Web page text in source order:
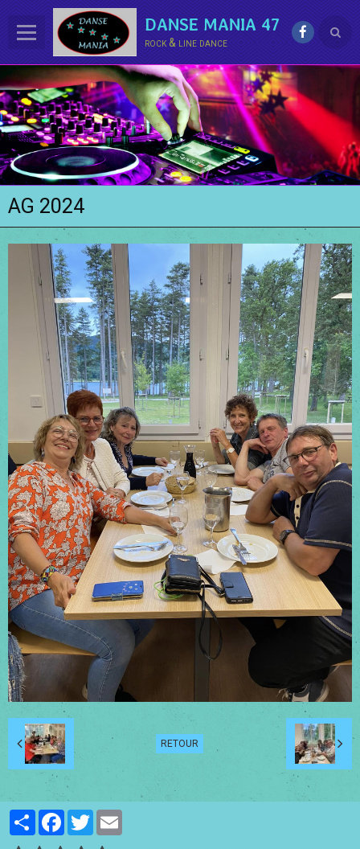
DANSE MANIA 47
rock & line dance
ACCUEIL
LE CLUB
La LINE DANCE
Le ROCK
Groupe Démo - Animations
PHOTOS
BONUS
Contact
AG 2024
RETOUR
PartagerFacebookTwitter